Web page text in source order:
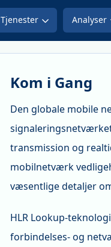
Tjenester Analyser
Kom i Gang
Den globale mobile
transmission og
mobilnetværk
væsentlige detaljer
HLR Lookup-
forbindelses- og